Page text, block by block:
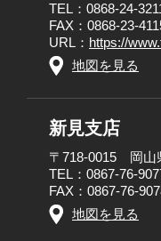
TEL：0868-24-
FAX：0868-23-
URL： https://
地図を見る
新見支店
〒718-0015 岡山
TEL：0867-76-
FAX：0867-76-
地図を見る